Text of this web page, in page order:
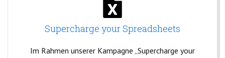
Supercharge your Spreadsheets
Im Rahmen unserer Kampagne „Supercharge your